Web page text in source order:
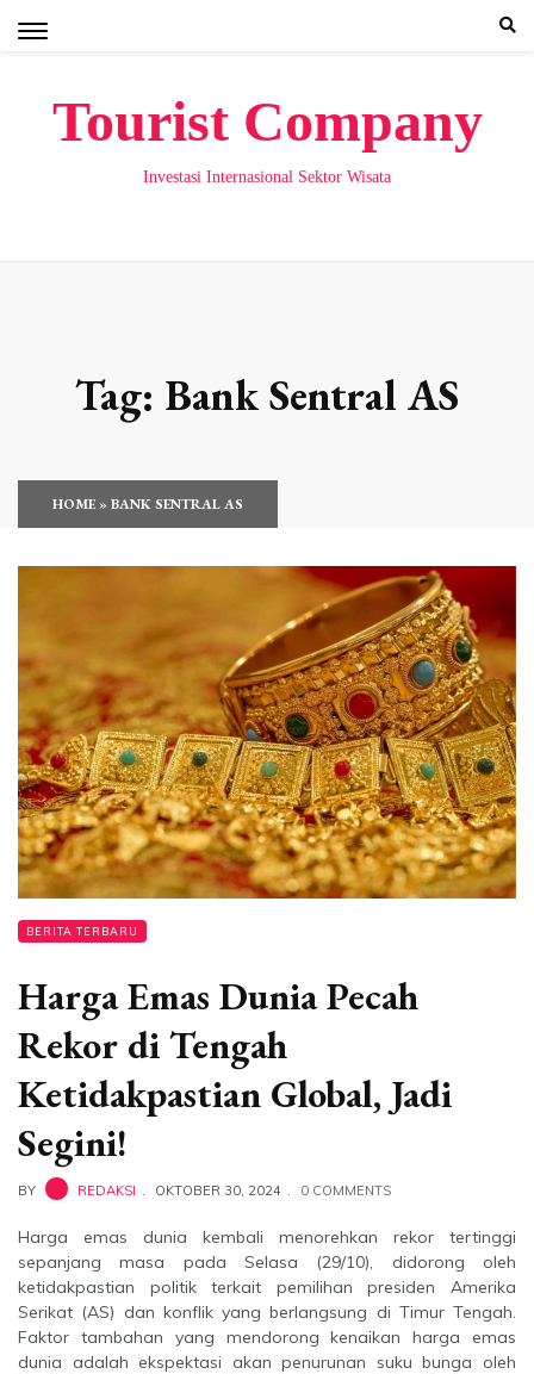
Tourist Company
Investasi Internasional Sektor Wisata
Tag: Bank Sentral AS
HOME»BANK SENTRAL AS
BERITA TERBARU
Harga Emas Dunia Pecah
Rekor di Tengah
Ketidakpastian Global, Jadi
Segini!
BY REDAKSI OKTOBER 30, 2024 0 COMMENTS
Harga emas dunia kembali menorehkan rekor tertinggi
sepanjang masa pada Selasa (29/10), didorong oleh
ketidakpastian politik terkait pemilihan presiden Amerika
Serikat (AS) dan konflik yang berlangsung di Timur Tengah.
Faktor tambahan yang mendorong kenaikan harga emas
dunia adalah ekspektasi akan penurunan suku bunga oleh